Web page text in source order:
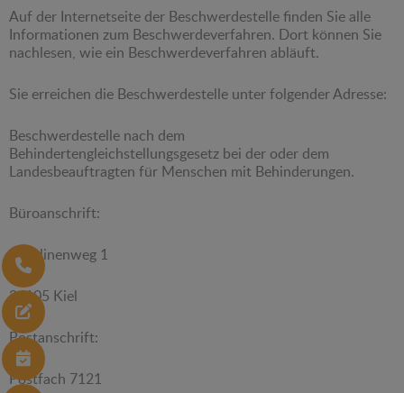
Auf der Internetseite der Beschwerdestelle finden Sie alle
Informationen zum Beschwerdeverfahren. Dort können Sie
nachlesen, wie ein Beschwerdeverfahren abläuft.
Sie erreichen die Beschwerdestelle unter folgender Adresse:
Beschwerdestelle nach dem
Behindertengleichstellungsgesetz bei der oder dem
Landesbeauftragten für Menschen mit Behinderungen.
Büroanschrift:
Karolinenweg 1
24105 Kiel
Postanschrift:
Postfach 7121